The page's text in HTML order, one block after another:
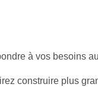
à vos besoins
construire plus